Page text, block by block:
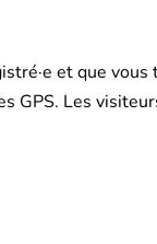
et que
GPS. Les